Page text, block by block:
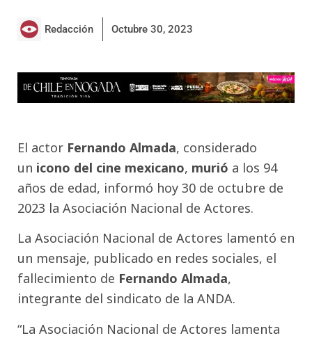
Redacción Octubre 30, 2023
El actor Fernando Almada, considerado
un icono del cine mexicano, murió a los 94
años de edad, informó hoy 30 de octubre de
2023 la Asociación Nacional de Actores.
La Asociación Nacional de Actores lamentó en
un mensaje, publicado en redes sociales, el
fallecimiento de Fernando Almada,
integrante del sindicato de la ANDA.
“La Asociación Nacional de Actores lamenta